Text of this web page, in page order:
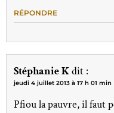
RÉPONDRE
Stéphanie Kdit :
jeudi 4 juillet 2013 à 17 h 01 min
Pfiou la pauvre, il faut